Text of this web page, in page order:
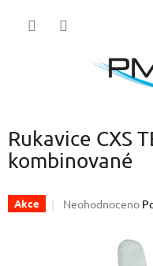
Rukavice CXS
kombinované
Akce
Průměrné
Neohodnoceno